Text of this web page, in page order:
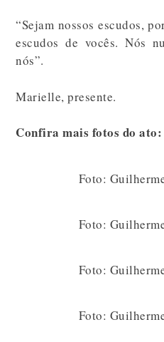
“Sejam nossos escudos,
escudos de vocês. Nós
nós”.
Marielle, presente.
Confira mais fotos do ato:
Foto:
Foto:
Foto:
Foto: